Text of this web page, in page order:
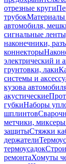
отрезные круги
трубокМатериалы
автомобиля,
сигнальные
наконечники,
коннекторы
электрический и
грунтовки, лаки
системы и
кузова
акустические
губкиНаборы
шплинтов
метчики, миксеры
защитыСтяжки
держатели
термоусадок
ремонтаХомуты